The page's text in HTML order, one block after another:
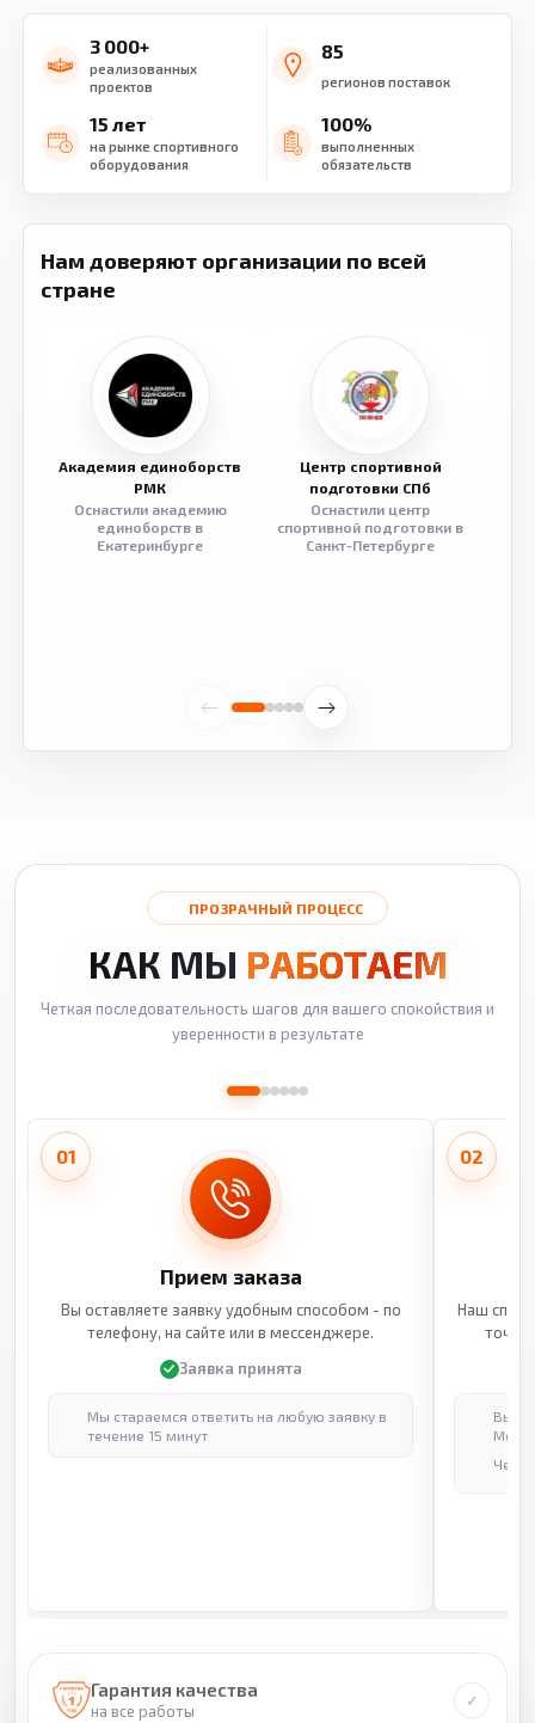
3 000+
реализованных
проектов
85
регионов поставок
15 лет
на рынке спортивного
оборудования
100%
выполненных
обязательств
Нам доверяют организации по всей
стране
Академия единоборств
РМК
Оснастили академию
единоборств в
Екатеринбурге
Центр спортивной
подготовки СПб
Оснастили центр
спортивной подготовки в
Санкт-Петербурге
ПРОЗРАЧНЫЙ ПРОЦЕСС
КАК МЫ РАБОТАЕМ
Четкая последовательность шагов для вашего спокойствия и
уверенности в результате
01
Прием заказа
Вы оставляете заявку удобным способом - по
телефону, на сайте или в мессенджере.
Заявка принята
Мы стараемся ответить на любую заявку в
течение 15 минут
02
Наш
Гарантия качества
на все работы